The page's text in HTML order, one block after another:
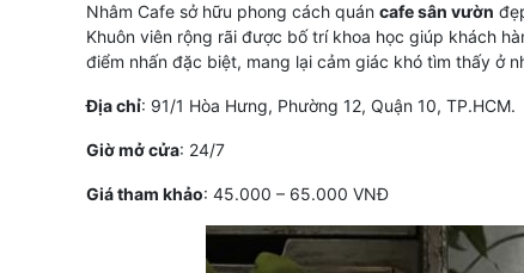
Nhâm Cafe sở hữu phong cách quán cafe sân vườn
Khuôn viên rộng rãi được bố trí khoa học giúp khách
điểm nhấn đặc biệt, mang lại cảm giác khó tìm thấy ở
Địa chỉ: 91/1 Hòa Hưng, Phường 12, Quận 10, TP.HCM.
Giờ mở cửa: 24/7
Giá tham khảo: 45.000 – 65.000 VNĐ